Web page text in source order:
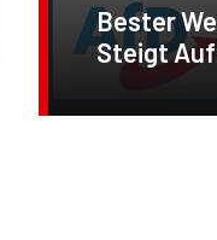
Bester
Steigt Auf